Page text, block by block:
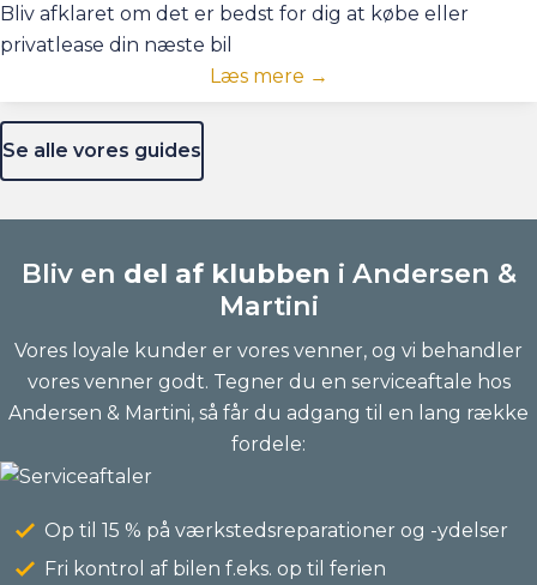
Bliv afklaret om det er bedst for dig at købe eller
privatlease din næste bil
Læs mere →
Se alle vores guides
Bliv en del af klubben i Andersen &
Martini
Vores loyale kunder er vores venner, og vi behandler
vores venner godt. Tegner du en serviceaftale hos
Andersen & Martini, så får du adgang til en lang række
fordele:
Op til 15 % på værkstedsreparationer og -ydelser
Fri kontrol af bilen f.eks. op til ferien